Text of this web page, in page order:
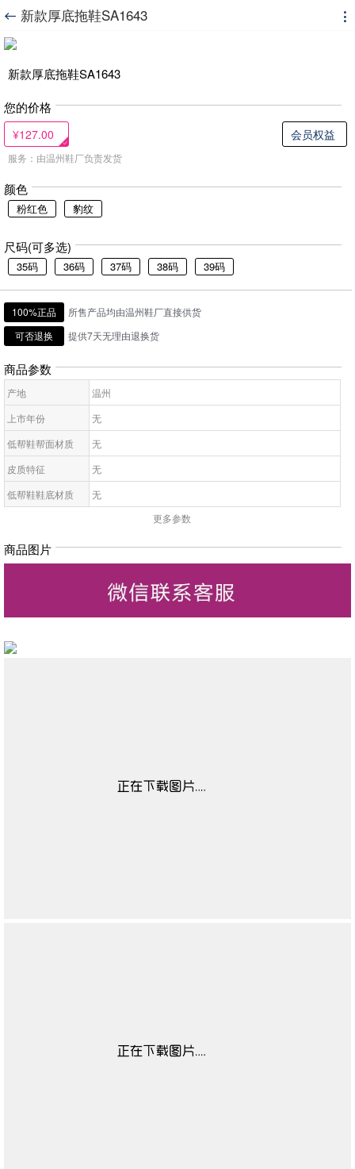
 新款厚底拖鞋SA1643 
新款厚底拖鞋SA1643
您的价格
¥127.00 会员权益
服务：由温州鞋厂负责发货
颜色
粉红色 豹纹
尺码(可多选)
35码 36码 37码 38码 39码
100%正品
所售产品均由温州鞋厂直接供货
可否退换
提供7天无理由退换货
商品参数
产地
温州
上市年份
无
低帮鞋帮面材质
无
皮质特征
无
低帮鞋鞋底材质
无
鞋鞋跟高
无
低帮鞋适用对象
无
女凉鞋适合场合
更多参数
商品图片